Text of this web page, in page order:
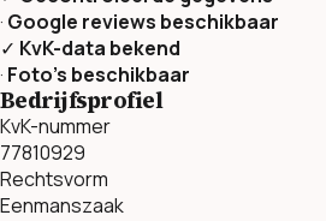
· Google reviews beschikbaar
✓ KvK-data bekend
· Foto’s beschikbaar
Bedrijfsprofiel
KvK-nummer
77810929
Rechtsvorm
Eenmanszaak